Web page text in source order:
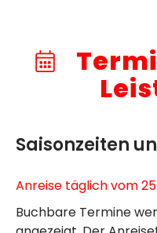
Saisonzeiten
Anreise täglich vom
Buchbare Termine